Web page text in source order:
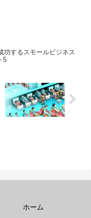
功するスモールビジネス
5
ホーム